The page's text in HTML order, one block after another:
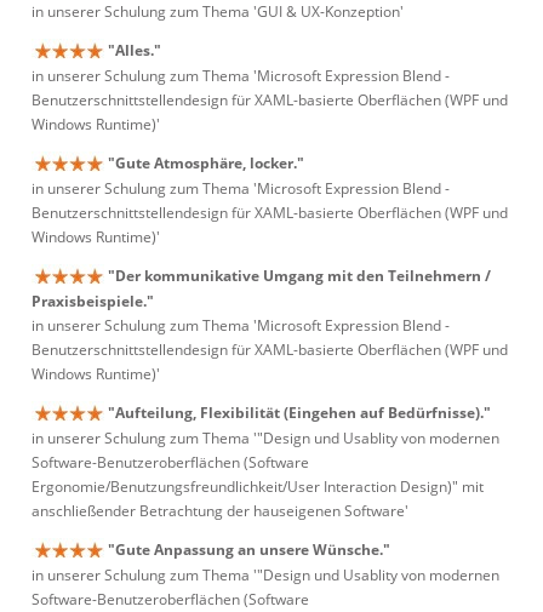
in unserer Schulung zum Thema 'GUI & UX-Konzeption'
"Alles."
in unserer Schulung zum Thema 'Microsoft Expression Blend -
Benutzerschnittstellendesign für XAML-basierte Oberflächen (WPF und
Windows Runtime)'
"Gute Atmosphäre, locker."
in unserer Schulung zum Thema 'Microsoft Expression Blend -
Benutzerschnittstellendesign für XAML-basierte Oberflächen (WPF und
Windows Runtime)'
"Der kommunikative Umgang mit den Teilnehmern /
Praxisbeispiele."
in unserer Schulung zum Thema 'Microsoft Expression Blend -
Benutzerschnittstellendesign für XAML-basierte Oberflächen (WPF und
Windows Runtime)'
"Aufteilung, Flexibilität (Eingehen auf Bedürfnisse)."
in unserer Schulung zum Thema '"Design und Usablity von modernen
Software-Benutzeroberflächen (Software
Ergonomie/Benutzungsfreundlichkeit/User Interaction Design)" mit
anschließender Betrachtung der hauseigenen Software'
"Gute Anpassung an unsere Wünsche."
in unserer Schulung zum Thema '"Design und Usablity von modernen
Software-Benutzeroberflächen (Software